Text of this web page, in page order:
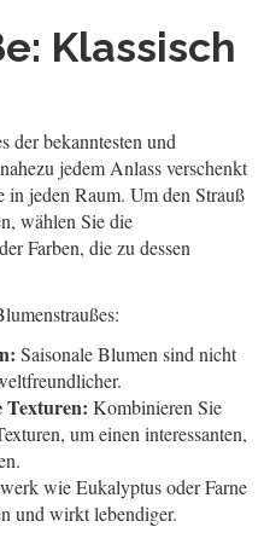
Klassisch
der bekanntesten und
jedem Anlass verschenkt
jeden Raum. Um den Strauß
wählen Sie die
Farben, die zu dessen
Saisonale Blumen sind nicht
Texturen: Kombinieren Sie
um einen interessanten,
wie Eukalyptus oder Farne
und wirkt lebendiger.